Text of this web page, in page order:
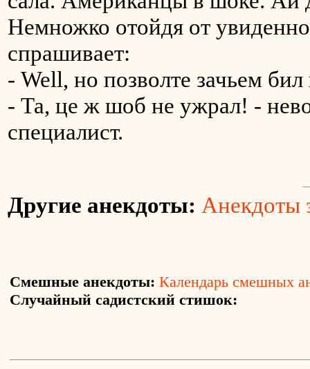
Немножко отойдя от
спрашивает:
- Well, но позволте зачьем
- Та, це ж шоб не ужрал! -
специалист.
Другие анекдоты: Анекдоты
Смешные анекдоты: Календарь смешных
Случайный садистский стишок: